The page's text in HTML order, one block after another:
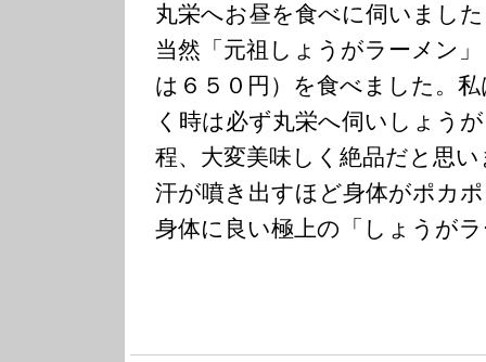
丸栄へお昼を食べに伺いまし
当然「元祖しょうがラーメン
は６５０円）を食べました。
く時は必ず丸栄へ伺いしょう
程、大変美味しく絶品だと思い
汗が噴き出すほど身体がポカ
身体に良い極上の「しょうが